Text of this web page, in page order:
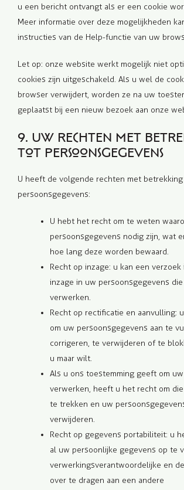
u een bericht ontvangt als er een cookie
Meer informatie over deze mogelijkheden
instructies van de Help-functie van uw
Let op: onze website werkt mogelijk niet
cookies zijn uitgeschakeld. Als u wel de
browser verwijdert, worden ze na uw
geplaatst bij een nieuw bezoek aan onze
9. Uw rechten met
tot persoonsgegevens
U heeft de volgende rechten met
persoonsgegevens:
U hebt het recht om te weten
persoonsgegevens nodig zijn, wat
hoe lang deze worden bewaard.
Recht op inzage: u kan een verzoek
inzage in uw persoonsgegevens
verwerken.
Recht op rectificatie en aanvulling:
om uw persoonsgegevens aan te
corrigeren, te verwijderen of te
u maar wilt.
Als u ons toestemming geeft om
verwerken, heeft u het recht om
te trekken en uw
verwijderen.
Recht op gegevens portabiliteit: u
al uw persoonlijke gegevens op te
verwerkingsverantwoordelijke en
over te dragen aan een andere